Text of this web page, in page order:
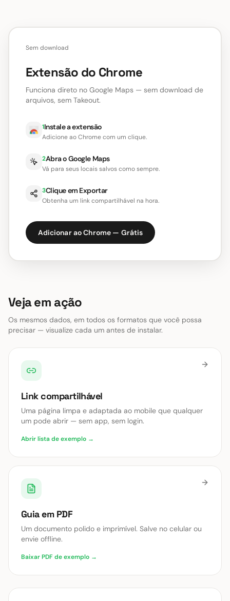
Sem download
Extensão do Chrome
Funciona direto no Google Maps — sem download de
arquivos, sem Takeout.
1Instale a extensão
Adicione ao Chrome com um clique.
2Abra o Google Maps
Vá para seus locais salvos como sempre.
3Clique em Exportar
Obtenha um link compartilhável na hora.
Adicionar ao Chrome — Grátis
Veja em ação
Os mesmos dados, em todos os formatos que você possa
precisar — visualize cada um antes de instalar.
Link compartilhável
Uma página limpa e adaptada ao mobile que qualquer
um pode abrir — sem app, sem login.
Abrir lista de exemplo →
Guia em PDF
Um documento polido e imprimível. Salve no celular ou
envie offline.
Baixar PDF de exemplo →